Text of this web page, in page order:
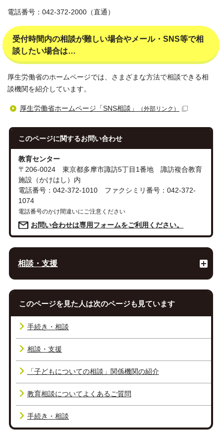
電話番号：042-372-2000（直通）
受付時間内の相談が難しい場合やメール・SNS等で相
談したい場合は…
厚生労働省のホームページでは、さまざまな方法で相談できる相
談機関を紹介しています。
厚生労働省ホームページ「SNS相談」 （外部リンク）
このページに関するお問い合わせ
教育センター
〒206-0024 東京都多摩市諏訪5丁目1番地 諏訪複合教育
施設（かけはし）内
電話番号：042-372-1010 ファクシミリ番号：042-372-
1074
電話番号のかけ間違いにご注意ください
お問い合わせは専用フォームをご利用ください。
相談・支援
このページを見た人は次のページも見ています
手続き・相談
相談・支援
「子どもについての相談」関係機関の紹介
教育相談についてよくあるご質問
手続き・相談